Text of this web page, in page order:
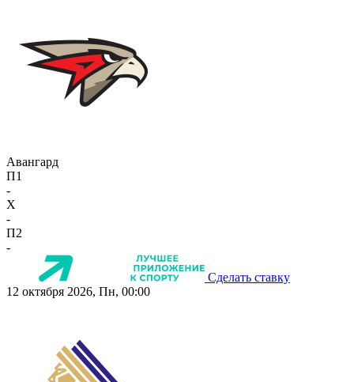
Авангард
П1
-
X
-
П2
-
Сделать ставку
12 октября 2026, Пн, 00:00